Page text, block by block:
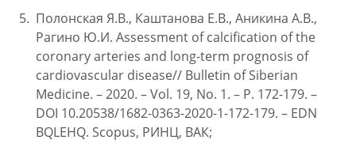
Полонская Я.В., Каштанова Е.В., Аникина А.В.,
Рагино Ю.И. Assessment of calcification of the
coronary arteries and long-term prognosis of
cardiovascular disease// Bulletin of Siberian
Medicine. – 2020. – Vol. 19, No. 1. – P. 172-179. –
DOI 10.20538/1682-0363-2020-1-172-179. – EDN
BQLEHQ. Scopus, РИНЦ, ВАК;